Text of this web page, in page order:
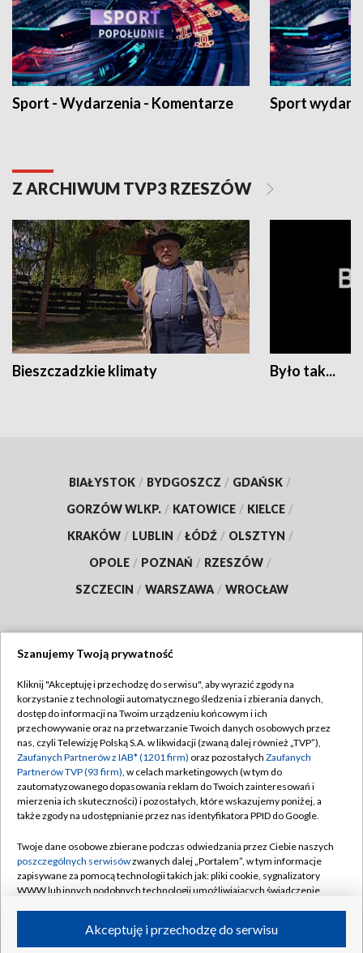
Sport - Wydarzenia - Komentarze Sport
Z ARCHIWUM TVP3 RZESZÓW
Bieszczadzkie klimaty Było tak...
BIAŁYSTOK / BYDGOSZCZ / GDAŃSK /
GORZÓW WLKP. / KATOWICE / KIELCE /
KRAKÓW / LUBLIN / ŁÓDŹ / OLSZTYN /
OPOLE / POZNAŃ / RZESZÓW /
SZCZECIN / WARSZAWA / WROCŁAW
TVP
Abonament TVP
Emisja w TVP
Centrum informacji TVP
Naziemna Telewizja Cyfrowa
Rada Programowa
System NOS
Informacje o nadawcy
Program dla prasy
Regulamin TVP
Polityka prywatności
Moje zgody
Pomoc
Kontakt
Kanały
Szanujemy Twoją prywatność
Kliknij "Akceptuję i przechodzę do serwisu", aby wyrazić zgody na
korzystanie z technologii automatycznego śledzenia i zbierania danych,
dostęp do informacji na Twoim urządzeniu końcowym i ich
przechowywanie oraz na przetwarzanie Twoich danych osobowych przez
nas, czyli Telewizję Polską S.A. w likwidacji (zwaną dalej również „TVP”),
Zaufanych Partnerów z IAB* (1201 firm) oraz pozostałych Zaufanych
Partnerów TVP (93 firm), w celach marketingowych (w tym do
zautomatyzowanego dopasowania reklam do Twoich zainteresowań i
mierzenia ich skuteczności) i pozostałych, które wskazujemy poniżej, a
także zgody na udostępnianie przez nas identyfikatora PPID do Google.
Twoje dane osobowe zbierane podczas odwiedzania przez Ciebie naszych
poszczególnych serwisówzwanych dalej „Portalem”, w tym informacje
zapisywane za pomocą technologii takich jak: pliki cookie, sygnalizatory
WWW lub innych podobnych technologii umożliwiających świadczenie
ruchu w Internecie.Akceptuję i przechodzę do serwisu